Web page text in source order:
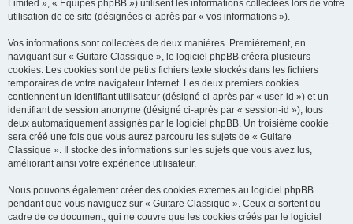
Limited », « Équipes phpBB ») utilisent les informations collectées lors de votre
utilisation de ce site (désignées ci-après par « vos informations »).
Vos informations sont collectées de deux manières. Premièrement, en
naviguant sur « Guitare Classique », le logiciel phpBB créera plusieurs
cookies. Les cookies sont de petits fichiers texte stockés dans les fichiers
temporaires de votre navigateur Internet. Les deux premiers cookies
contiennent un identifiant utilisateur (désigné ci-après par « user-id ») et un
identifiant de session anonyme (désigné ci-après par « session-id »), tous
deux automatiquement assignés par le logiciel phpBB. Un troisième cookie
sera créé une fois que vous aurez parcouru les sujets de « Guitare
Classique ». Il stocke des informations sur les sujets que vous avez lus,
améliorant ainsi votre expérience utilisateur.
Nous pouvons également créer des cookies externes au logiciel phpBB
pendant que vous naviguez sur « Guitare Classique ». Ceux-ci sortent du
cadre de ce document, qui ne couvre que les cookies créés par le logiciel